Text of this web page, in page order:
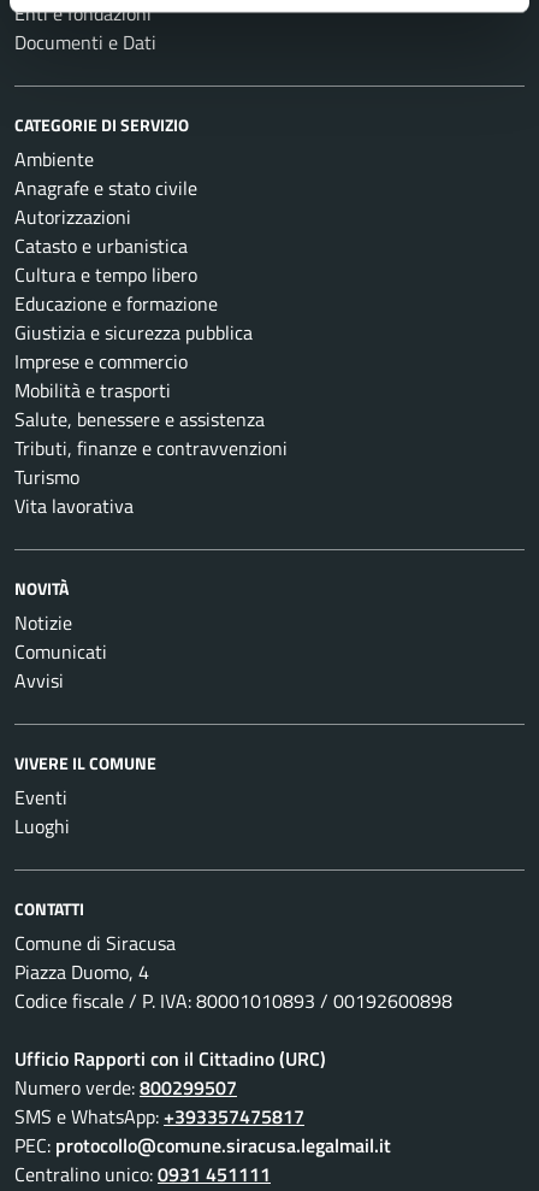
Enti e fondazioni
Documenti e Dati
CATEGORIE DI SERVIZIO
Ambiente
Anagrafe e stato civile
Autorizzazioni
Catasto e urbanistica
Cultura e tempo libero
Educazione e formazione
Giustizia e sicurezza pubblica
Imprese e commercio
Mobilità e trasporti
Salute, benessere e assistenza
Tributi, finanze e contravvenzioni
Turismo
Vita lavorativa
NOVITÀ
Notizie
Comunicati
Avvisi
VIVERE IL COMUNE
Eventi
Luoghi
CONTATTI
Comune di Siracusa
Piazza Duomo, 4
Codice fiscale / P. IVA: 80001010893 / 00192600898
Ufficio Rapporti con il Cittadino (URC)
Numero verde:800299507
SMS e WhatsApp:+393357475817
PEC: protocollo@comune.siracusa.legalmail.it
Centralino unico:0931 451111